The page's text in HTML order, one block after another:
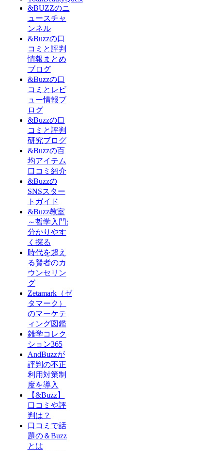
&BUZZのニ
ュースチャ
ンネル
&Buzzの口
コミと評判
情報まとめ
ブログ
&Buzzの口
コミとレビ
ュー情報ブ
ログ
&Buzzの口
コミと評判
研究ブログ
&Buzzの百
均アイテム
口コミ紹介
&Buzzの
SNSスター
トガイド
&Buzz教室
～哲学入門:
分かりやす
く探る
時代を超え
る賢者のカ
ウンセリン
グ
Zetamark（ゼ
タマーク）
のマーケテ
ィング図鑑
雑学コレク
ション365
AndBuzzが
評判の不正
利用対策制
度を導入
【&Buzz】
口コミや評
判は？
口コミで話
題の＆Buzz
とは